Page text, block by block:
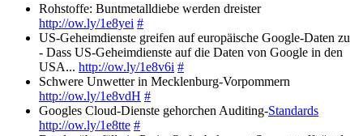
Rohstoffe: Buntmetalldiebe werden dreister
http://ow.ly/1e8yei #
US-Geheimdienste greifen auf europäische Google-Daten zu
- Dass US-Geheimdienste auf die Daten von Google in den
USA... http://ow.ly/1e8v6i #
Schwere Unwetter in Mecklenburg-Vorpommern
http://ow.ly/1e8vdH #
Googles Cloud-Dienste gehorchen Auditing-Standards
http://ow.ly/1e8tte #